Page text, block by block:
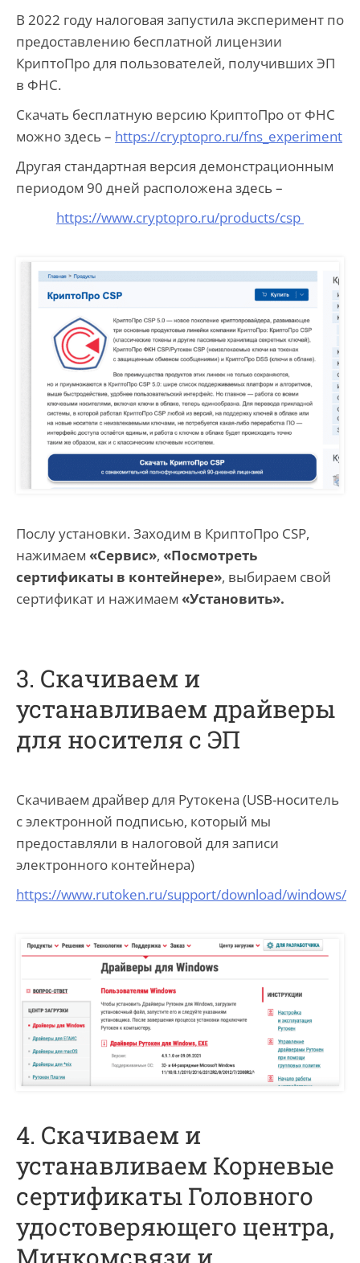
В 2022 году налоговая запустила эксперимент по
предоставлению бесплатной лицензии
КриптоПро для пользователей, получивших ЭП
в ФНС.
Скачать бесплатную версию КриптоПро от ФНС
можно здесь – https://cryptopro.ru/fns_experiment
Другая стандартная версия демонстрационным
периодом 90 дней расположена здесь –
https://www.cryptopro.ru/products/csp
Послу установки. Заходим в КриптоПро CSP,
нажимаем «Сервис», «Посмотреть
сертификаты в контейнере», выбираем свой
сертификат и нажимаем «Установить».
3. Скачиваем и
устанавливаем драйверы
для носителя с ЭП
Скачиваем драйвер для Рутокена (USB-носитель
с электронной подписью, который мы
предоставляли в налоговой для записи
электронного контейнера)
https://www.rutoken.ru/support/download/windows/
4. Скачиваем и
устанавливаем Корневые
сертификаты Головного
удостоверяющего центра,